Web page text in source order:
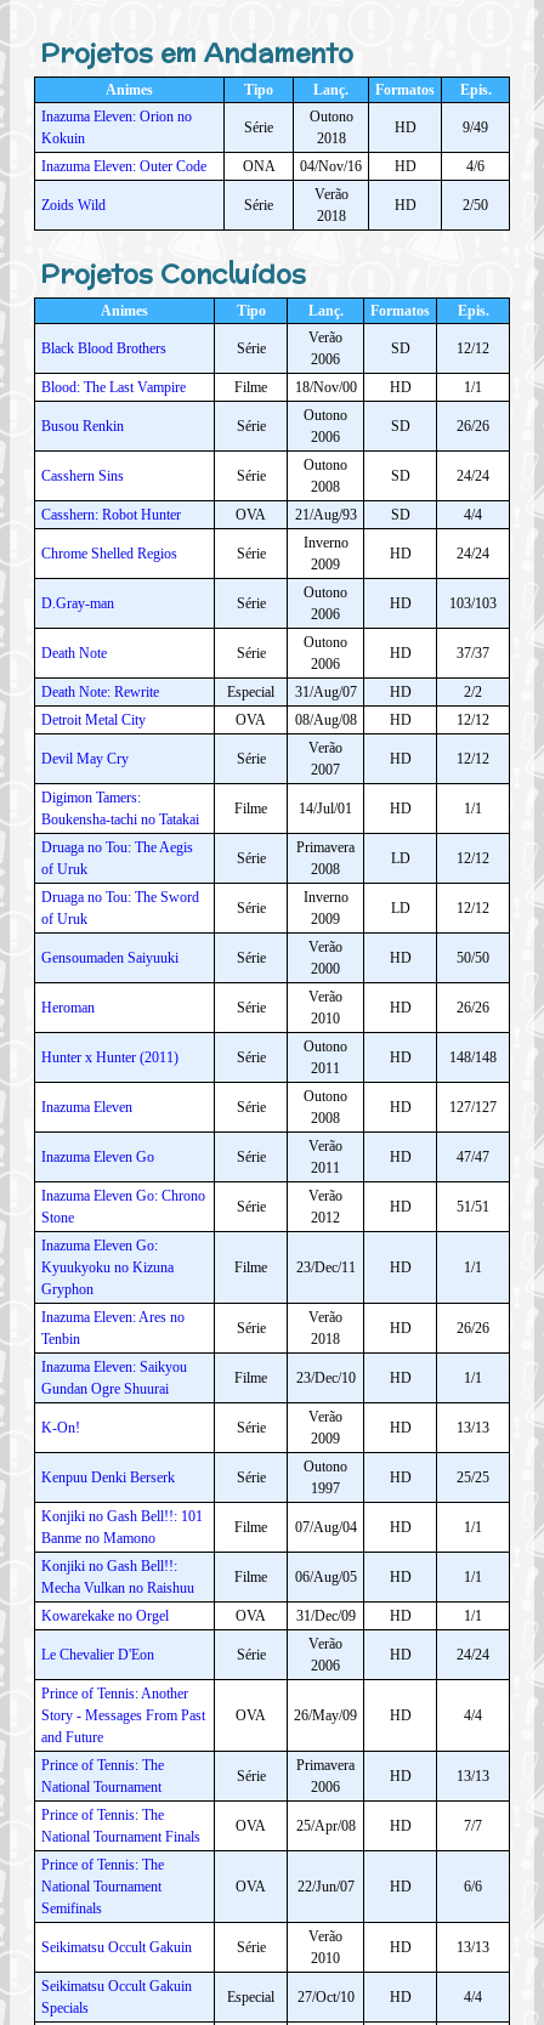
Projetos em Andamento
Animes Tipo Lanç. Formatos
Epis.
Inazuma Eleven: Orion no
Kokuin
Série
Outono
2018
HD 9/49
Inazuma Eleven: Outer Code ONA 04/Nov/16 HD 4/6
Zoids Wild Série
Verão
2018
HD 2/50
Projetos Concluídos
Animes Tipo Lanç. Formatos Epis.
Black Blood Brothers Série
Verão
2006
SD 12/12
Blood: The Last Vampire Filme 18/Nov/00 HD 1/1
Busou Renkin Série
Outono
2006
SD 26/26
Casshern Sins Série
Outono
2008
SD 24/24
Casshern: Robot Hunter OVA 21/Aug/93 SD 4/4
Chrome Shelled Regios Série
Inverno
2009
HD 24/24
D.Gray-man Série
Outono
2006
HD 103/103
Death Note Série
Outono
2006
HD 37/37
Death Note: Rewrite Especial 31/Aug/07 HD
2/2
Detroit Metal City
OVA 08/Aug/08 HD 12/12
Devil May Cry Série
Verão
2007
HD 12/12
Digimon Tamers:
Boukensha-tachi no Tatakai
Filme 14/Jul/01 HD 1/1
Druaga no Tou: The Aegis
of Uruk
Série
Primavera
2008
LD 12/12
Druaga no Tou: The Sword
of Uruk
Série
Inverno
2009
LD 12/12
Gensoumaden Saiyuuki Série
Verão
2000
HD 50/50
Heroman Série
Verão
2010
HD 26/26
Hunter x Hunter (2011) Série
Outono
2011
HD 148/148
Inazuma Eleven Série
Outono
2008
HD 127/127
Inazuma Eleven Go Série
Verão
2011
HD 47/47
Inazuma Eleven Go: Chrono
Stone
Série
Verão
2012
HD 51/51
Inazuma Eleven Go:
Kyuukyoku no Kizuna
Gryphon
Filme 23/Dec/11 HD 1/1
Inazuma Eleven: Ares no
Tenbin
Série
Verão
2018
HD 26/26
Inazuma Eleven: Saikyou
Gundan Ogre Shuurai
Filme 23/Dec/10 HD 1/1
K-On! Série
Verão
2009
HD 13/13
Kenpuu Denki Berserk Série
Outono
1997
HD 25/25
Konjiki no Gash Bell!!: 101
Banme no Mamono
Filme 07/Aug/04 HD 1/1
Konjiki no Gash Bell!!:
Mecha Vulkan no Raishuu
Filme 06/Aug/05 HD 1/1
Kowarekake no Orgel OVA 31/Dec/09 HD 1/1
Le Chevalier D'Eon Série
Verão
2006
HD 24/24
Prince of Tennis: Another
Story - Messages From Past
and Future
OVA 26/May/09 HD 4/4
Prince of Tennis: The
National Tournament
Série
Primavera
2006
HD 13/13
Prince of Tennis: The
National Tournament Finals
OVA 25/Apr/08 HD 7/7
Prince of Tennis: The
National Tournament
Semifinals
OVA 22/Jun/07 HD 6/6
Seikimatsu Occult Gakuin Série
Verão
2010
HD 13/13
Seikimatsu Occult Gakuin
Specials
Especial 27/Oct/10 HD 4/4